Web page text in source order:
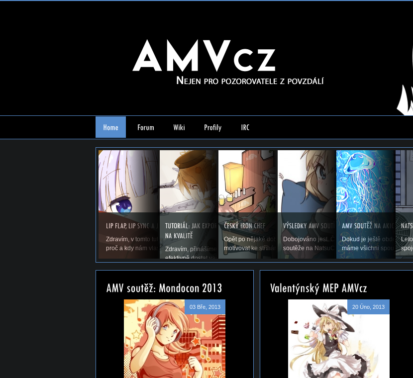
Zdravím, v tomto tutoriálu si povíme něco o lip flapu, co to je,
proč a kdy nám vlastně v AMV vadí a samozřejmě,...
Zdravím, přinášíme vám první tutoriál na téma, jak jednoduše a
efektivně dostat vaše AMV ze střihacího...
Opět po nějaké době vás vítáme u příspěvku, který by vás měl
motivovat ke stříhání. Snad se nám zadaří a...
Dobojováno jest. Čas ukázat výsledky druhého
soutěže na NatsuConu 2014. (Pokračování...
Dokud je ještě období
máme všichni spoustu
03 Bře, 2013 20 Úno, 2013